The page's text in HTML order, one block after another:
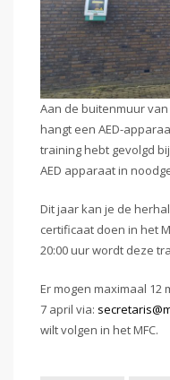
Aan de buitenmuur van
hangt een AED-
training hebt gevolgd
AED apparaat in
Dit jaar kan je de
certificaat doen in het
20:00 uur wordt deze
Er mogen maximaal
7 april via:
wilt volgen in het MFC.